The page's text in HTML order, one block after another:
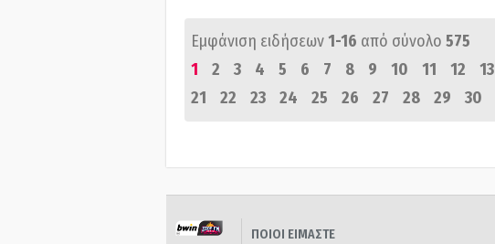
Εμφάνιση ειδήσεων1-16 από σύνολο 575
1
2 3 4 5 6 7 8 9 10 11 12 13
21
22 23 24 25 26 27 28 29 30
ΠΟΙΟΙ ΕΙΜΑΣΤΕ